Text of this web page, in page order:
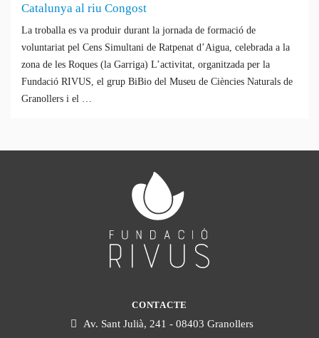
Catalunya al riu Congost
La troballa es va produir durant la jornada de formació de
voluntariat pel Cens Simultani de Ratpenat d’Aigua, celebrada a la
zona de les Roques (la Garriga) L’activitat, organitzada per la
Fundació RIVUS, el grup BiBio del Museu de Ciències Naturals de
Granollers i el …
CONTACTE
Av. Sant Julià, 241 - 08403 Granollers